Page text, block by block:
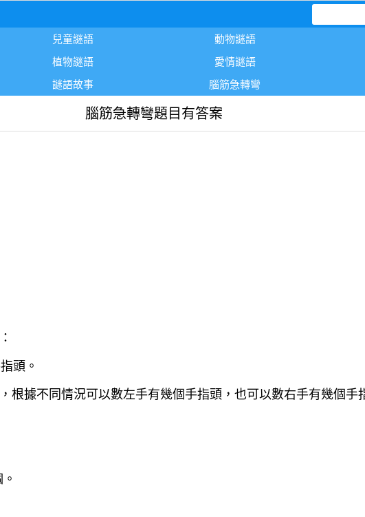
兒童謎語 動物謎語
植物謎語 愛情謎語
謎語故事 腦筋急轉彎
腦筋急轉彎題目有答案
頭。
根據不同情況可以數左手有幾個手指頭，也可以數右手有幾個手